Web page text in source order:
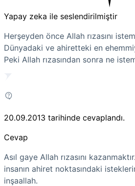
Yapay zeka ile seslendirilmiştir
Herşeyden önce Allah rızasını
Dünyadaki ve ahiretteki en
Peki Allah rızasından sonra ne
20.09.2013 tarihinde cevaplandı.
Cevap
Asıl gaye Allah rızasını
insanın ahiret noktasındaki
inşaallah.